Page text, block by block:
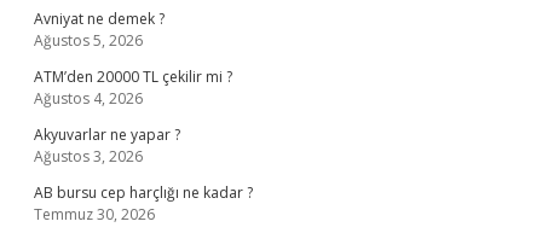
Avniyat ne demek ?
Ağustos 5, 2026
ATM’den 20000 TL çekilir mi ?
Ağustos 4, 2026
Akyuvarlar ne yapar ?
Ağustos 3, 2026
AB bursu cep harçlığı ne kadar ?
Temmuz 30, 2026